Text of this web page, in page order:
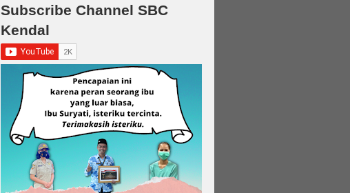
Subscribe Channel SBC
Kendal